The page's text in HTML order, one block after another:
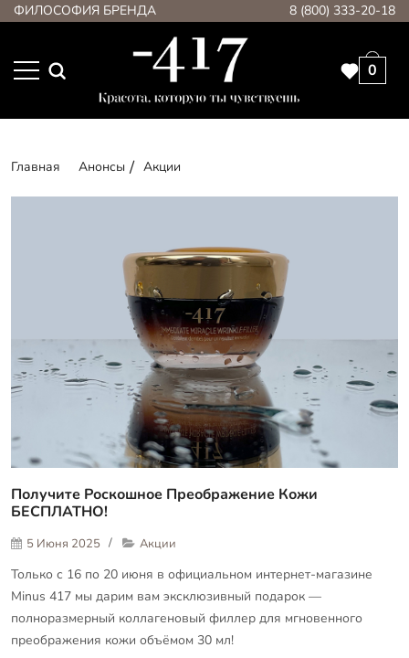
ФИЛОСОФИЯ БРЕНДА 8 (800) 333-20-18
0
Главная Анонсы Акции
Получите Роскошное Преображение Кожи
БЕСПЛАТНО!
5 Июня 2025 Акции
Только с 16 по 20 июня в официальном интернет-магазине
Minus 417 мы дарим вам эксклюзивный подарок —
полноразмерный коллагеновый филлер для мгновенного
преображения кожи объёмом 30 мл!